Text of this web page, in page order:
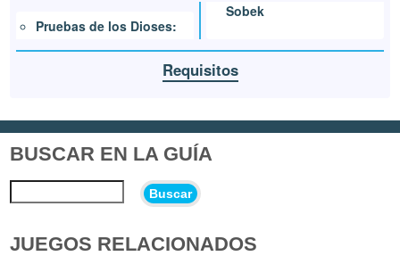
Pruebas de los Dioses:
Sobek
Requisitos
BUSCAR EN LA GUÍA
Buscar
JUEGOS RELACIONADOS